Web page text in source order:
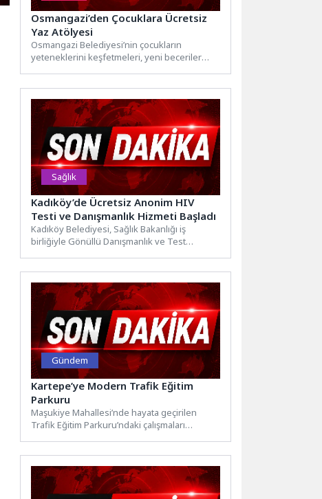
Osmangazi’den Çocuklara Ücretsiz
Yaz Atölyesi
Osmangazi Belediyesi’nin çocukların
yeteneklerini keşfetmeleri, yeni beceriler
Sağlık
Kadıköy’de Ücretsiz Anonim HIV
Testi ve Danışmanlık Hizmeti Başladı
Kadıköy Belediyesi, Sağlık Bakanlığı iş
birliğiyle Gönüllü Danışmanlık ve Test
Gündem
Kartepe’ye Modern Trafik Eğitim
Parkuru
Maşukiye Mahallesi’nde hayata geçirilen
Trafik Eğitim Parkuru’ndaki çalışmaları